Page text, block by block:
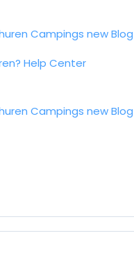
Campings newBlog
Help Center
Campings newBlog